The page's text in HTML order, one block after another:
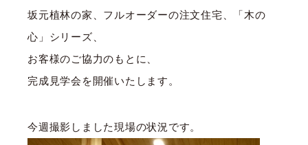
坂元植林の家、フルオーダーの注文住宅、「木の
心」シリーズ、
お客様のご協力のもとに、
完成見学会を開催いたします。
今週撮影しました現場の状況です。